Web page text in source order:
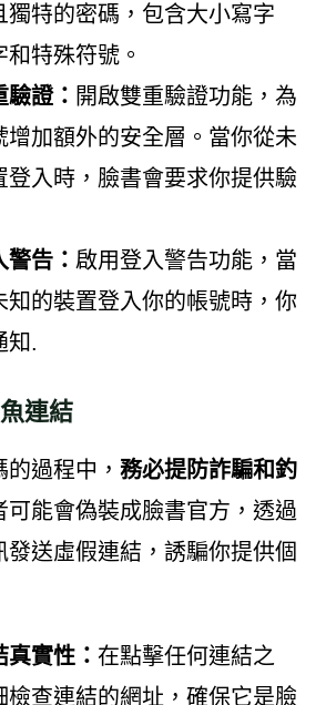
獨特的密碼，包含大小寫字
和特殊符號。
證： 開啟雙重驗證功能，為
增加額外的安全層。當你從未
登入時，臉書會要求你提供驗
告： 啟用登入警告功能，當
知的裝置登入你的帳號時，你
知.
連結
過程中， 務必提防詐騙和釣
可能會偽裝成臉書官方，透過
發送虛假連結，誘騙你提供個
實性： 在點擊任何連結之
檢查連結的網址，確保它是臉